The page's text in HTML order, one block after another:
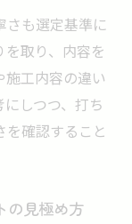
構工事の相
談の進め方
しない方法
さも選定基準に
取り、内容を
工内容の違い
しつつ、打ち
確認すること
の見極め方